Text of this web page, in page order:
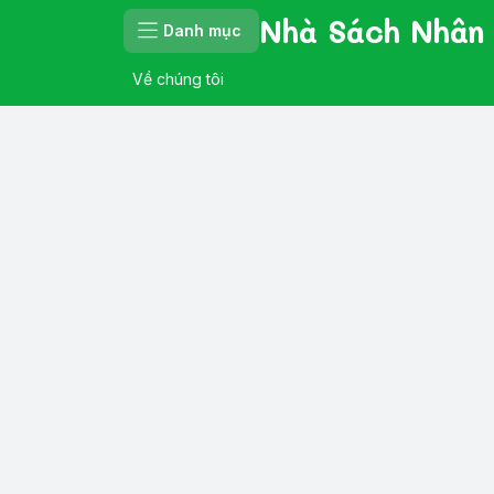
Danh mục Nhà Sách Nhân
Về chúng tôi